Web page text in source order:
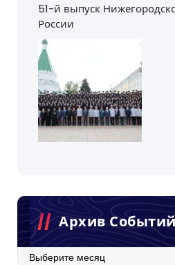
51-й выпуск
России
Архив Событий
Архив